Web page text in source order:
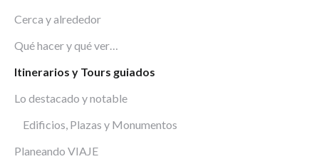
Cerca y alrededor
Qué hacer y qué ver…
Itinerarios y Tours guiados
Lo destacado y notable
Edificios, Plazas y Monumentos
Planeando VIAJE